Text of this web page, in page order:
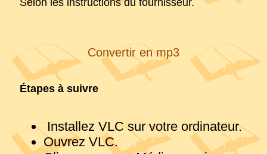
Selon les instructions du fournisseur.
Convertir en mp3
Étapes à suivre
Installez VLC sur votre ordinateur.
Ouvrez VLC.